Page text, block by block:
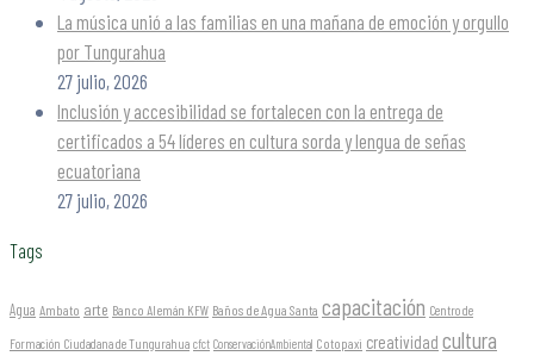
La música unió a las familias en una mañana de emoción y orgullo
por Tungurahua
27 julio, 2026
Inclusión y accesibilidad se fortalecen con la entrega de
certificados a 54 líderes en cultura sorda y lengua de señas
ecuatoriana
27 julio, 2026
Tags
Agua Ambato arte Banco Alemán KFW Baños de Agua Santa capacitación Centro de
Formación Ciudadana de Tungurahua cfct ConservaciónAmbiental Cotopaxi creatividad cultura